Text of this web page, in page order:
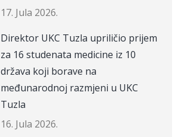
17. Jula 2026.
Direktor UKC Tuzla upriličio prijem
za 16 studenata medicine iz 10
država koji borave na
međunarodnoj razmjeni u UKC
Tuzla
16. Jula 2026.